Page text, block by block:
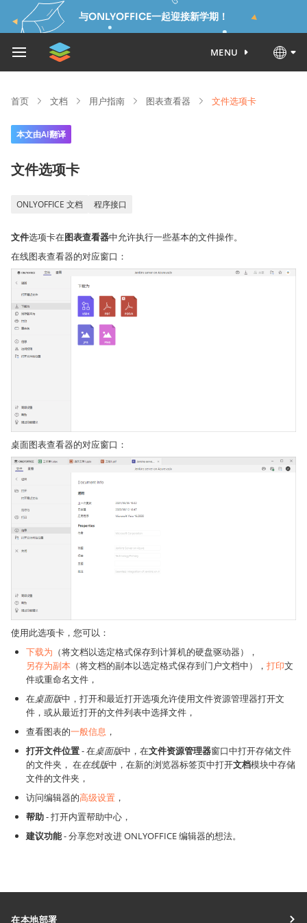
与ONLYOFFICE一起迎接新学期！
MENU
首页 文档 用户指南 图表查看器 文件选项卡
本文由AI翻译
文件选项卡
ONLYOFFICE 文档 程序接口
文件选项卡在图表查看器中允许执行一些基本的文件操作。
在线图表查看器的对应窗口：
桌面图表查看器的对应窗口：
使用此选项卡，您可以：
下载为 （将文档以选定格式保存到计算机的硬盘驱动器），
另存为副本 （将文档的副本以选定格式保存到门户文档中）， 打印文
件或重命名文件，
在桌面版中，打开和最近打开选项允许使用文件资源管理器打开文
件，或从最近打开的文件列表中选择文件，
查看图表的一般信息 ，
打开文件位置-在桌面版中，在文件资源管理器窗口中打开存储文件
的文件夹， 在在线版中，在新的浏览器标签页中打开文档模块中存储
文件的文件夹，
访问编辑器的高级设置 ，
帮助- 打开内置帮助中心，
建议功能- 分享您对改进 ONLYOFFICE 编辑器的想法。
在本地部署